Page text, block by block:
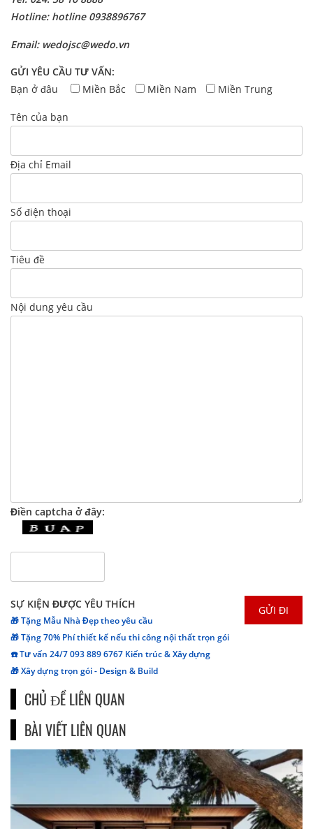
Hotline: hotline 0938896767
Email: wedojsc@wedo.vn
GỬI YÊU CẦU TƯ VẤN:
Bạn ở đâu
Miền Bắc Miền Nam Miền Trung
Tên của bạn
Địa chỉ Email
Số điện thoại
Tiêu đề
Nội dung yêu cầu
Điền captcha ở đây:
SỰ KIỆN ĐƯỢC YÊU THÍCH
🎁 Tặng Mẫu Nhà Đẹp theo yêu cầu
🎁 Tặng 70% Phí thiết kế nếu thi công nội thất trọn gói
☎️ Tư vấn 24/7 093 889 6767 Kiến trúc & Xây dựng
🎁 Xây dựng trọn gói - Design & Build
CHỦ ĐỀ LIÊN QUAN
BÀI VIẾT LIÊN QUAN